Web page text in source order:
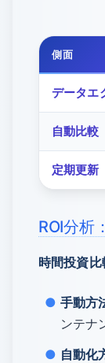
側面
データエ
自動比較
定期更新
ROI分析
時間投資
手動方
ンテナ
自動化